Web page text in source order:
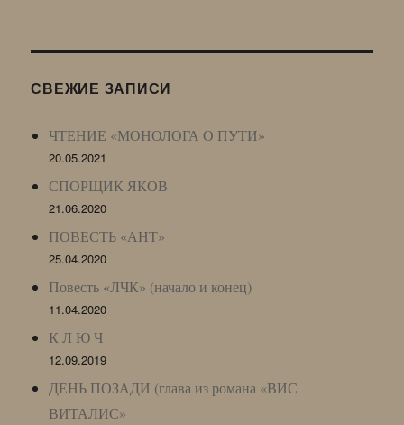
LJ
СВЕЖИЕ ЗАПИСИ
ЧТЕНИЕ «МОНОЛОГА О ПУТИ»
20.05.2021
СПОРЩИК ЯКОВ
21.06.2020
ПОВЕСТЬ «АНТ»
25.04.2020
Повесть «ЛЧК» (начало и конец)
11.04.2020
К Л Ю Ч
12.09.2019
ДЕНЬ ПОЗАДИ (глава из романа «ВИС
ВИТАЛИС»